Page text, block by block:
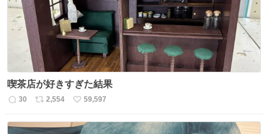
喫茶店が好きすぎた結果
返
数
30
リ
ス
2,554
い
ね
59,597